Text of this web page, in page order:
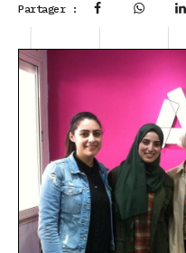
Partager :